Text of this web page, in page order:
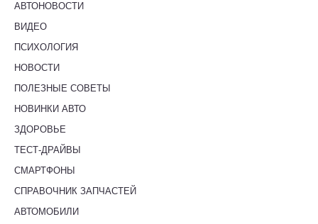
АВТОНОВОСТИ
ВИДЕО
ПСИХОЛОГИЯ
НОВОСТИ
ПОЛЕЗНЫЕ СОВЕТЫ
НОВИНКИ АВТО
ЗДОРОВЬЕ
ТЕСТ-ДРАЙВЫ
СМАРТФОНЫ
СПРАВОЧНИК ЗАПЧАСТЕЙ
АВТОМОБИЛИ